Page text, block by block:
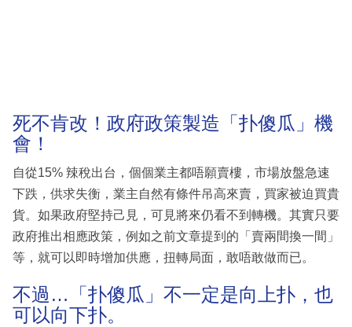
死不肯改！政府政策製造「扑傻瓜」機
會！
自從15% 辣稅出台，個個業主都唔願賣樓，市場放盤急速
下跌，供求失衡，業主自然有條件吊高來賣，買家被迫買貴
貨。如果政府堅持己見，可見將來仍看不到轉機。其實只要
政府推出相應政策，例如之前文章提到的「賣兩間換一間」
等，就可以即時增加供應，扭轉局面，敢唔敢做而已。
不過…「扑傻瓜」不一定是向上扑，也
可以向下扑。